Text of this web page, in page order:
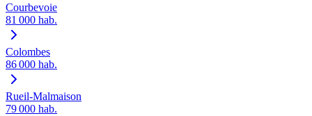
Courbevoie
81 000 hab.
Colombes
86 000 hab.
Rueil-Malmaison
79 000 hab.